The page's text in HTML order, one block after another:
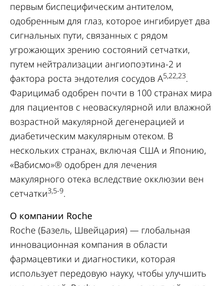
первым биспецифическим антителом,
одобренным для глаз, которое ингибирует два
сигнальных пути, связанных с рядом
угрожающих зрению состояний сетчатки,
путем нейтрализации ангиопоэтина-2 и
фактора роста эндотелия сосудов А5,22,23.
Фарицимаб одобрен почти в 100 странах мира
для пациентов с неоваскулярной или влажной
возрастной макулярной дегенерацией и
диабетическим макулярным отеком. В
нескольких странах, включая США и Японию,
«Вабисмо»® одобрен для лечения
макулярного отека вследствие окклюзии вен
сетчатки3,5-9.
О компании Roche
Roche (Базель, Швейцария) — глобальная
инновационная компания в области
фармацевтики и диагностики, которая
использует передовую науку, чтобы улучшить